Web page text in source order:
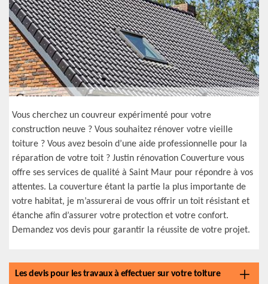
Vous cherchez un couvreur expérimenté pour votre
construction neuve ? Vous souhaitez rénover votre vieille
toiture ? Vous avez besoin d’une aide professionnelle pour la
réparation de votre toit ? Justin rénovation Couverture vous
offre ses services de qualité à Saint Maur pour répondre à vos
attentes. La couverture étant la partie la plus importante de
votre habitat, je m’assurerai de vous offrir un toit résistant et
étanche afin d’assurer votre protection et votre confort.
Demandez vos devis pour garantir la réussite de votre projet.
Les devis pour les travaux à effectuer sur votre toiture